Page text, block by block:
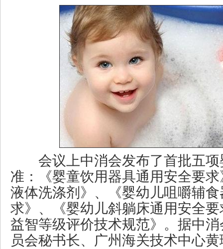
会议上中消会发布了首批五项
准：《婴童饮用器具通用安全要
液体洗涤剂》、《婴幼儿咀嚼辅
求》、《婴幼儿斜躺床通用安全
益智等级评价技术规范》。据中
员会秘书长、广州海关技术中心